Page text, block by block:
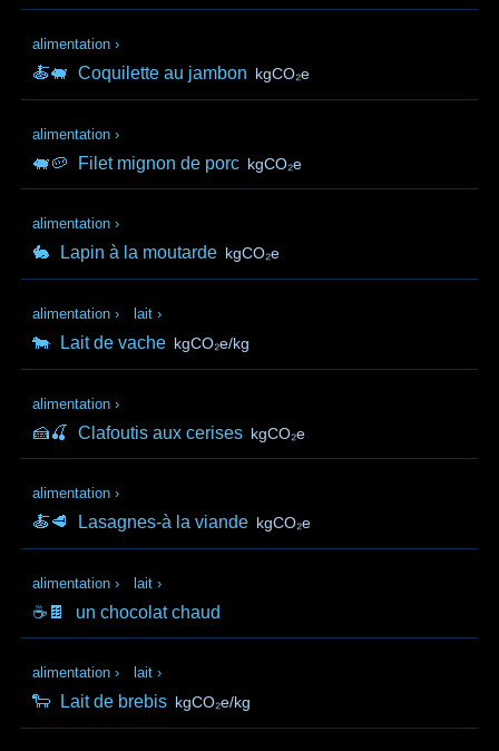
alimentation ›
🍝🐖 Coquilette au jambon kgCO₂e
alimentation ›
🐖🥔 Filet mignon de porc kgCO₂e
alimentation ›
🐇 Lapin à la moutarde kgCO₂e
alimentation › lait ›
🐄 Lait de vache kgCO₂e/kg
alimentation ›
🍰🍒 Clafoutis aux cerises kgCO₂e
alimentation ›
🍝🥩 Lasagnes-à la viande kgCO₂e
alimentation › lait ›
☕🍫 un chocolat chaud
alimentation › lait ›
🐑 Lait de brebis kgCO₂e/kg